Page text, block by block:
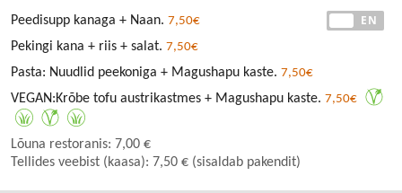
EN
Peedisupp kanaga + Naan. 7,50€
Pekingi kana + riis + salat. 7,50€
Pasta: Nuudlid peekoniga + Magushapu kaste. 7,50€
VEGAN:Krõbe tofu austrikastmes + Magushapu kaste. 7,50€
Lõuna restoranis: 7,00 €
Tellides veebist (kaasa): 7,50 € (sisaldab pakendit)